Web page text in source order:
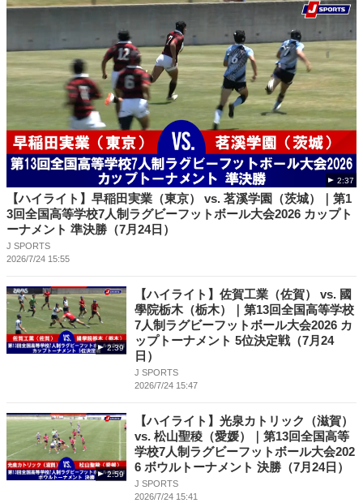
2:37
【ハイライト】早稲田実業（東京） vs. 茗溪学園（茨城）｜第1
3回全国高等学校7人制ラグビーフットボール大会2026 カップト
ーナメント 準決勝（7月24日）
J SPORTS
2026/7/24 15:55
2:39
【ハイライト】佐賀工業（佐賀） vs. 國
學院栃木（栃木）｜第13回全国高等学校
7人制ラグビーフットボール大会2026 カ
ップトーナメント 5位決定戦（7月24
日）
J SPORTS
2026/7/24 15:47
2:59
【ハイライト】光泉カトリック（滋賀）
vs. 松山聖稜（愛媛）｜第13回全国高等
学校7人制ラグビーフットボール大会202
6 ボウルトーナメント 決勝（7月24日）
J SPORTS
2026/7/24 15:41